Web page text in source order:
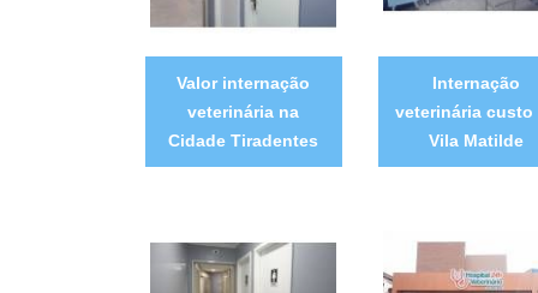
Valor internação
veterinária na
Cidade Tiradentes
Internação
veterinária custo
Vila Matilde